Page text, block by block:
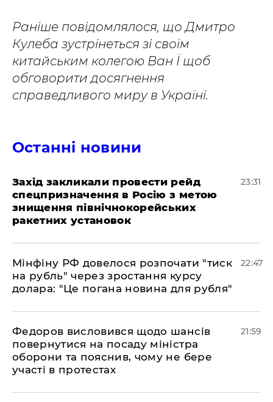
Раніше повідомлялося, що Дмитро
Кулеба зустрінеться зі своїм
китайським колегою Ван Ї щоб
обговорити досягнення
справедливого миру в Україні.
Останні новини
​Захід закликали провести рейд
спецпризначення в Росію з метою
знищення північнокорейських
ракетних установок
23:31
​Мінфіну РФ довелося розпочати "тиск
на рубль" через зростання курсу
долара: "Це погана новина для рубля"
22:47
​Федоров висловився щодо шансів
повернутися на посаду міністра
оборони та пояснив, чому не бере
участі в протестах
21:59